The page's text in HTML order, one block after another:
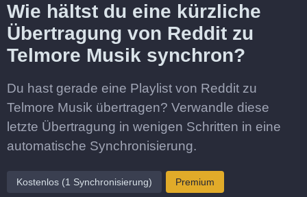
Wie hältst du eine kürzliche
Übertragung von Reddit zu
Telmore Musik synchron?
Du hast gerade eine Playlist von Reddit zu
Telmore Musik übertragen? Verwandle diese
letzte Übertragung in wenigen Schritten in eine
automatische Synchronisierung.
Kostenlos (1 Synchronisierung) Premium